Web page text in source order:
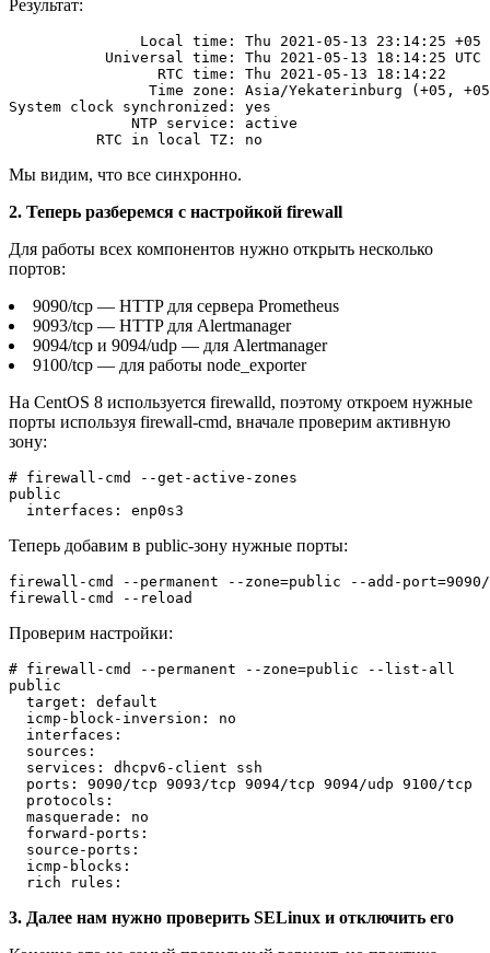
Результат:
               Local time: Thu 2021-05-13 23:14:25 +05
           Universal time: Thu 2021-05-13 18:14:25 UTC
                 RTC time: Thu 2021-05-13 18:14:22
Time zone: Asia/Yekaterinburg (+05,
System clock synchronized: yes
              NTP service: active
Мы видим, что все синхронно.
2. Теперь разберемся с настройкой firewall
Для работы всех компонентов нужно открыть несколько
портов:
9090/tcp — HTTP для сервера Prometheus
9093/tcp — HTTP для Alertmanager
9094/tcp и 9094/udp — для Alertmanager
9100/tcp — для работы node_exporter
На CentOS 8 используется firewalld, поэтому откроем нужные
порты используя firewall-cmd, вначале проверим активную
зону:
# firewall-cmd --get-active-zones
public
Теперь добавим в public-зону нужные порты:
firewall-cmd --permanent --zone=public --add-
Проверим настройки:
# firewall-cmd --permanent --zone=public --list-all
public
  target: default
  icmp-block-inversion: no
  interfaces:
  sources:
  services: dhcpv6-client ssh
  ports: 9090/tcp 9093/tcp 9094/tcp 9094/udp 9100/tcp
  protocols:
  masquerade: no
  forward-ports:
  source-ports:
  icmp-blocks:
3. Далее нам нужно проверить SELinux и отключить его